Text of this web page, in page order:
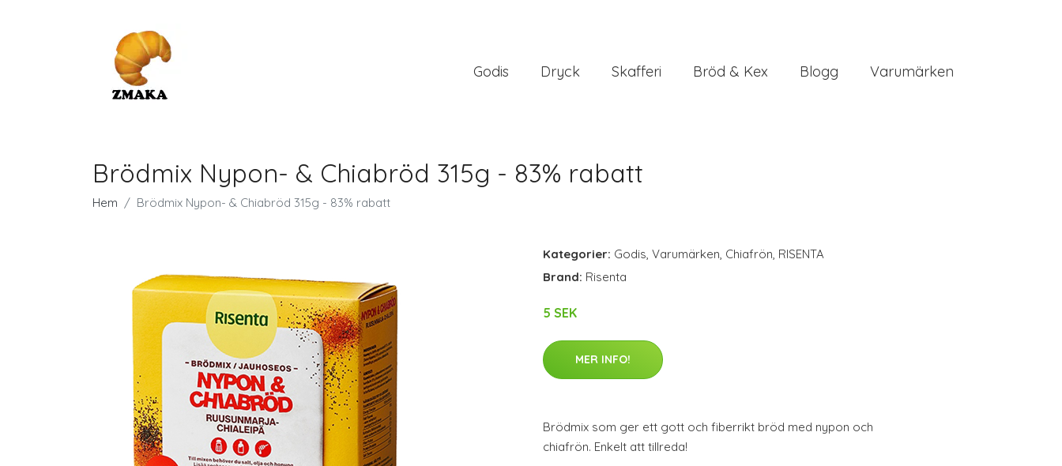
Godis Dryck Skafferi Bröd & Kex Blogg Varumärken
Brödmix Nypon- & Chiabröd 315g - 83% rabatt
Hem Brödmix Nypon- & Chiabröd 315g - 83% rabatt
Kategorier: Godis, Varumärken, Chiafrön, RISENTA
Brand: Risenta
5 SEK
MER INFO!
Brödmix som ger ett gott och fiberrikt bröd med nypon och
chiafrön. Enkelt att tillreda!